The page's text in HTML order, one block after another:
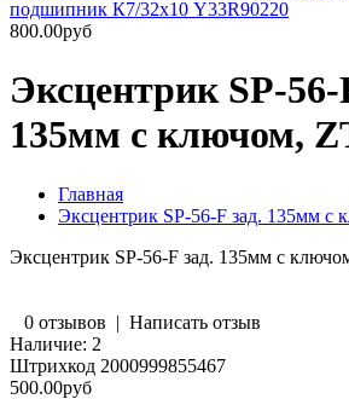
подшипник К7/32х10 Y33R90220
800.00руб
Эксцентрик SP-56-
135мм с ключом,
Главная
Эксцентрик SP-56-F зад. 135мм с
Эксцентрик SP-56-F зад. 135мм с
0 отзывов | Написать отзыв
Наличие: 2
Штрихкод 2000999855467
500.00руб